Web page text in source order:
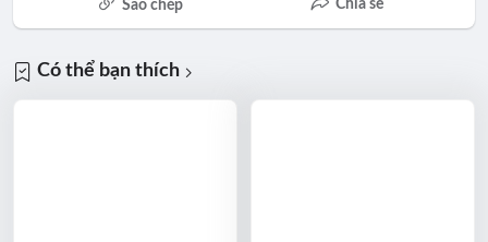
Sao chép Chia sẻ
Có thể bạn thích